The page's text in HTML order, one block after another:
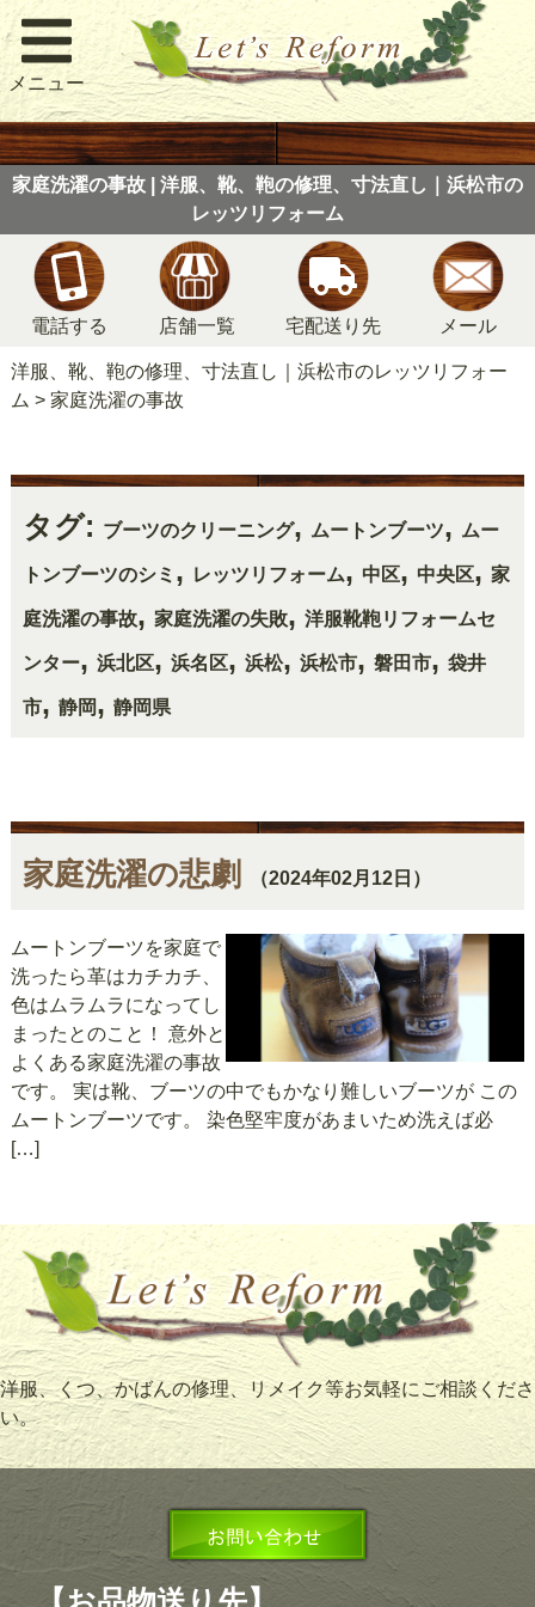
メニュー
家庭洗濯の事故 | 洋服、靴、鞄の修理、寸法直し｜浜松市の
レッツリフォーム
電話する 店舗一覧 宅配送り先 メール
洋服、靴、鞄の修理、寸法直し｜浜松市のレッツリフォー
ム > 家庭洗濯の事故
タグ: ブーツのクリーニング, ムートンブーツ, ムー
トンブーツのシミ , レッツリフォーム, 中区, 中央区, 家
庭洗濯の事故, 家庭洗濯の失敗, 洋服靴鞄リフォームセ
ンター, 浜北区, 浜名区, 浜松, 浜松市, 磐田市, 袋井
市, 静岡, 静岡県
家庭洗濯の悲劇 （2024年02月12日）
ムートンブーツを家庭で
洗ったら革はカチカチ、
色はムラムラになってし
まったとのこと！ 意外と
よくある家庭洗濯の事故
です。 実は靴、ブーツの中でもかなり難しいブーツが この
ムートンブーツです。 染色堅牢度があまいため洗えば必
[…]
洋服、くつ、かばんの修理、リメイク等お気軽にご相談くださ
い。